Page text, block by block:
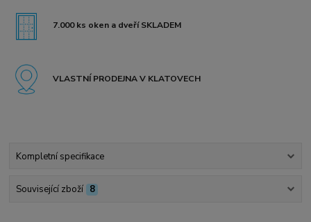
7.000 ks oken a dveří SKLADEM
VLASTNÍ PRODEJNA V KLATOVECH
Kompletní specifikace
Související zboží 8